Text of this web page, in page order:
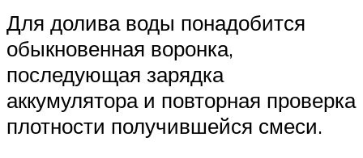
Для долива воды понадобится
обыкновенная воронка,
последующая зарядка
аккумулятора и повторная проверка
плотности получившейся смеси.